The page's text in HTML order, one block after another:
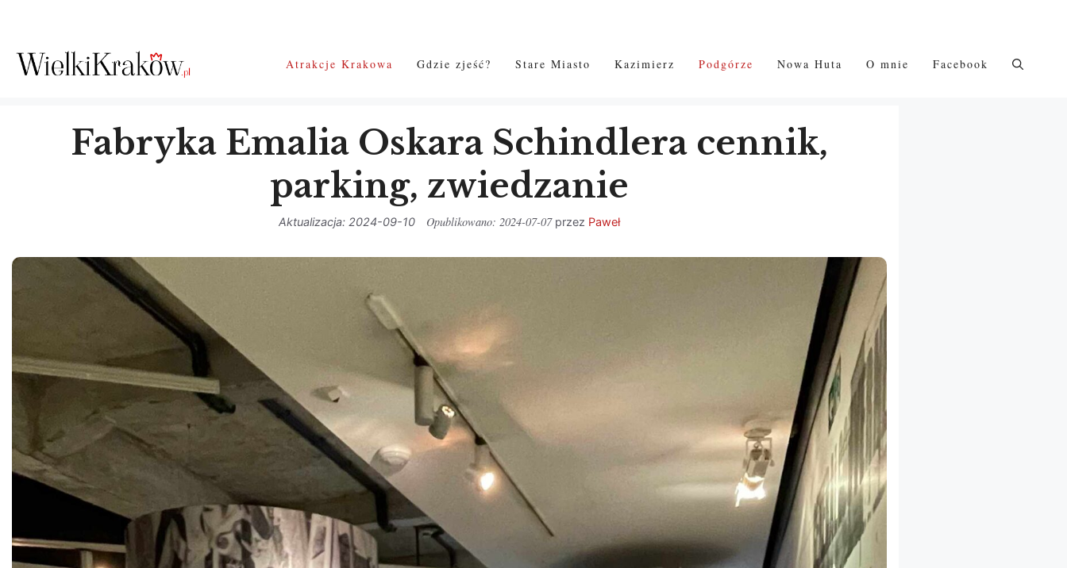
treści
Atrakcje Krakowa Gdzie zjeść? Stare Miasto Kazimierz Podgórze Nowa Huta O mnie Facebook
Fabryka Emalia Oskara Schindlera cennik,
parking, zwiedzanie
2024-09-10 2024-07-07 przez Paweł